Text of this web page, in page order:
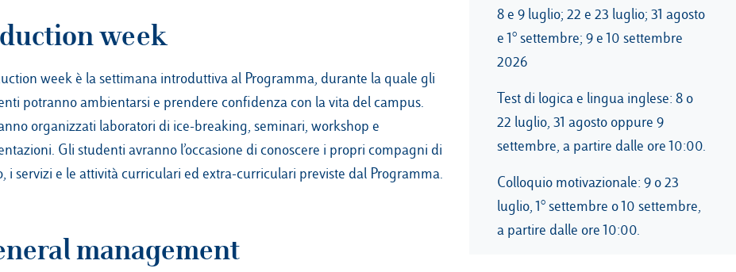
week
week è la settimana introduttiva al Programma, durante la quale gli
potranno ambientarsi e prendere confidenza con la vita del campus.
organizzati laboratori di ice-breaking, seminari, workshop e
Gli studenti avranno l’occasione di conoscere i propri compagni di
i servizi e le attività curriculari ed extra-curriculari previste dal Programma.
management
8 e 9 luglio; 22 e 23 luglio; 31 agosto
e 1° settembre; 9 e 10 settembre
2026
Test di logica e lingua inglese: 8 o
22 luglio, 31 agosto oppure 9
settembre, a partire dalle ore 10:00.
Colloquio motivazionale: 9 o 23
luglio, 1° settembre o 10 settembre,
a partire dalle ore 10:00.